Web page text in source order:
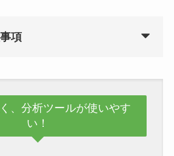
項
、分析ツールが使いやす
い！